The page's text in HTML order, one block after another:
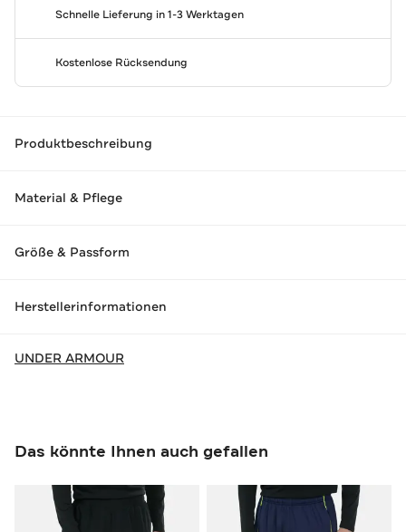
Schnelle Lieferung in 1-3 Werktagen
Kostenlose Rücksendung
Produktbeschreibung
Material & Pflege
Größe & Passform
Herstellerinformationen
UNDER ARMOUR
Das könnte Ihnen auch gefallen